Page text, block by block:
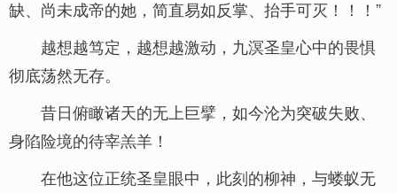
缺、尚未成帝的她，简直易如反掌、抬手可灭！！！”
越想越笃定，越想越激动，九溟圣皇心中的畏惧
彻底荡然无存。
昔日俯瞰诸天的无上巨擘，如今沦为突破失败、
身陷险境的待宰羔羊！
在他这位正统圣皇眼中，此刻的柳神，与蝼蚁无